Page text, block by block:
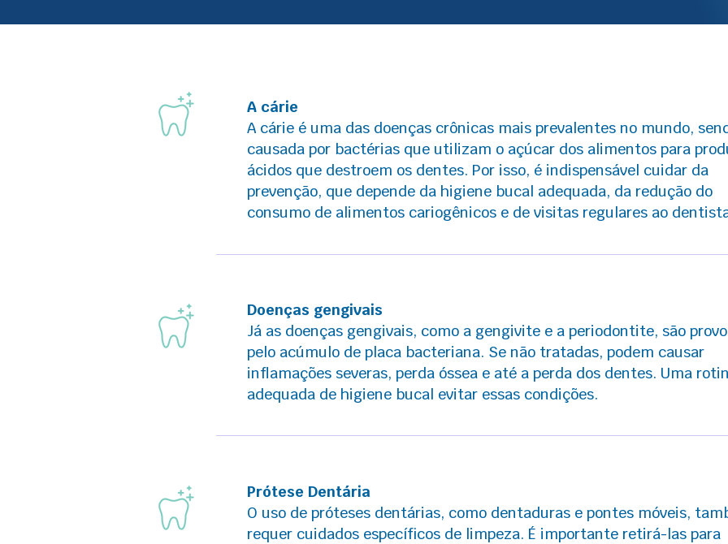
A cárie
A cárie é uma das doenças crônicas mais prevalentes no mundo,
causada por bactérias que utilizam o açúcar dos alimentos para
ácidos que destroem os dentes. Por isso, é indispensável cuidar da
prevenção, que depende da higiene bucal adequada, da redução do
consumo de alimentos cariogênicos e de visitas regulares ao
Doenças gengivais
Já as doenças gengivais, como a gengivite e a periodontite, são
pelo acúmulo de placa bacteriana. Se não tratadas, podem causar
inflamações severas, perda óssea e até a perda dos dentes. Uma
adequada de higiene bucal evitar essas condições.
Prótese Dentária
O uso de próteses dentárias, como dentaduras e pontes móveis,
requer cuidados específicos de limpeza. É importante retirá-las para